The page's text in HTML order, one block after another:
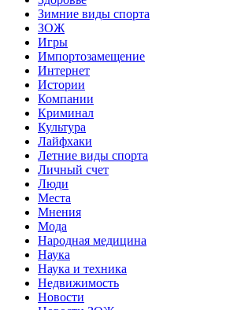
Зимние виды спорта
ЗОЖ
Игры
Импортозамещение
Интернет
Истории
Компании
Криминал
Культура
Лайфхаки
Летние виды спорта
Личный счет
Люди
Места
Мнения
Мода
Народная медицина
Наука
Наука и техника
Недвижимость
Новости